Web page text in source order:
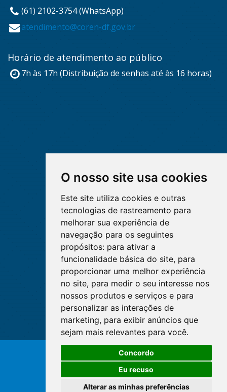
O nosso site usa cookies
Este site utiliza cookies e outras
tecnologias de rastreamento para
melhorar sua experiência de
navegação para os seguintes
propósitos: para ativar a
funcionalidade básica do site, para
proporcionar uma melhor experiência
no site, para medir o seu interesse nos
nossos produtos e serviços e para
personalizar as interações de
marketing, para exibir anúncios que
sejam mais relevantes para você.
Concordo
Eu recuso
Alterar as minhas preferências
(61) 2102-3754 (WhatsApp)
atendimento@coren-df.gov.br
Horário de atendimento ao público
7h às 17h (Distribuição de senhas até às 16 horas)
© Copyright 2026 - Cofen/CORENs
O WhatsApp é o principal canal
de atendimento do Coren-DF.